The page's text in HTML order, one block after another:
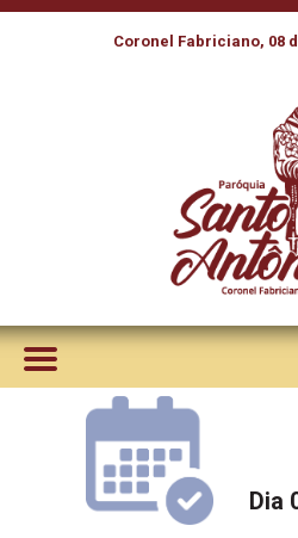
Coronel Fabriciano, 08
Dia